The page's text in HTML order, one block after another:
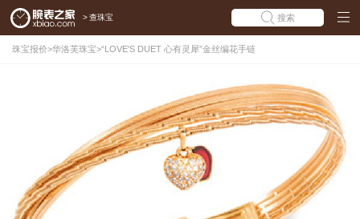
> 查珠宝 搜索
珠宝报价>华洛芙珠宝>“LOVE'S DUET 心有灵犀”金丝编花手链